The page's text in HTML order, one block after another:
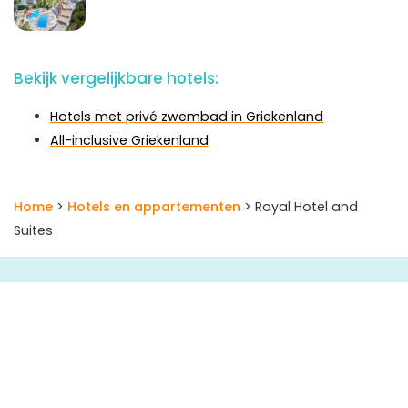
Bekijk vergelijkbare hotels:
Hotels met privé zwembad in Griekenland
All-inclusive Griekenland
Home > Hotels en appartementen > Royal Hotel and
Suites